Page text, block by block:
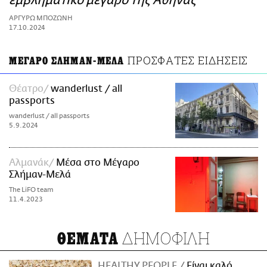
ΑΜΠΑ
PRINT
ΑΡΓΥΡΩ ΜΠΟΖΩΝΗ
17.10.2024
ΜΕΓΑΡΟ ΣΛΗΜΑΝ-ΜΕΛΑ ΠΡΟΣΦΑΤΕΣ ΕΙΔΗΣΕΙΣ
Θέατρο
wanderlust / all
passports
wanderlust / all passports
5.9.2024
Αλμανάκ
Μέσα στο Μέγαρο
Σλήμαν-Μελά
The LiFO team
11.4.2023
ΘΕΜΑΤΑ ΔΗΜΟΦΙΛΗ